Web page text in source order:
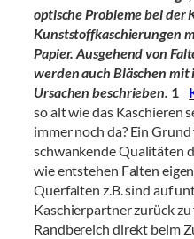
optische Probleme bei der
Kunststoffkaschierungen
Papier. Ausgehend von
werden auch Bläschen
Ursachen beschrieben. 1
so alt wie das Kaschieren
immer noch da? Ein
schwankende Qualitäten
wie entstehen Falten
Querfalten z.B. sind auf
Kaschierpartner zurück
Randbereich direkt beim